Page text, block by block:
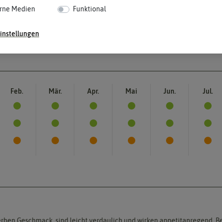
Feb. Mär. Apr. Mai Jun. Jul.
Geschmack, sind leicht verdaulich und wirken appetitanregend.
Medien Funktional